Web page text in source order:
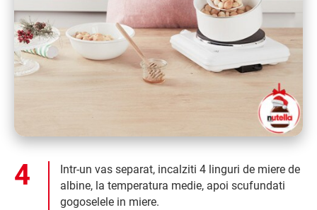
Intr-un vas separat, incalziti 4 linguri de miere de
albine, la temperatura medie, apoi scufundati
gogoselele in miere.